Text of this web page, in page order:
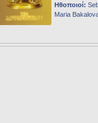
Ηθοποιοί:
Maria